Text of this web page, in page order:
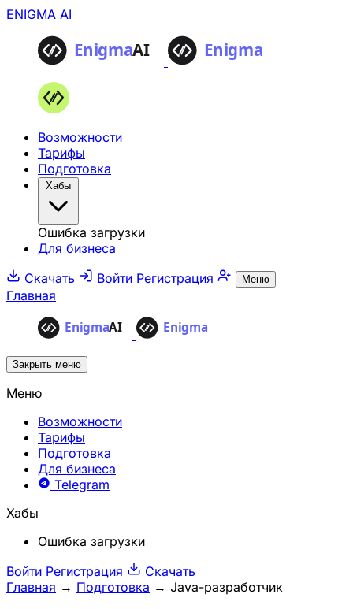
ENIGMA AI
Возможности
Тарифы
Подготовка
Хабы
Ошибка загрузки
Для бизнеса
Скачать
Войти Регистрация Меню
Главная
Закрыть меню
Меню
Возможности
Тарифы
Подготовка
Для бизнеса
Telegram
Хабы
Ошибка загрузки
Войти Регистрация
Скачать
Главная → Подготовка → Java-разработчик